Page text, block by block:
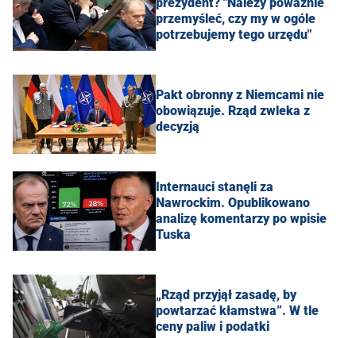
przemyśleć, czy my w ogóle
potrzebujemy tego urzędu"
Pakt obronny z Niemcami nie
obowiązuje. Rząd zwleka z
decyzją
Internauci stanęli za
Nawrockim. Opublikowano
analizę komentarzy po wpisie
Tuska
„Rząd przyjął zasadę, by
powtarzać kłamstwa”. W tle
ceny paliw i podatki